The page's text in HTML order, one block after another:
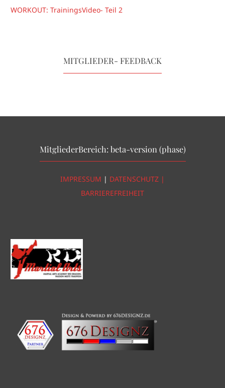
WORKOUT: TrainingsVideo- Teil 2
MITGLIEDER- FEEDBACK
MitgliederBereich: beta-version (phase)
IMPRESSUM | DATENSCHUTZ |
BARRIEREFREIHEIT